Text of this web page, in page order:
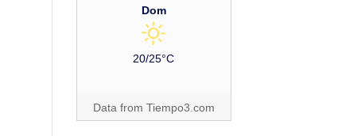
Dom
20/25°C
Data from Tiempo3.com